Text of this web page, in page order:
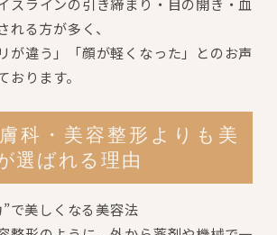
れる方が多く、
が違う」「顔が軽くなった」とのお声
ります。
科・美容整形よりも美
選ばれる理由
で美しくなる美容法